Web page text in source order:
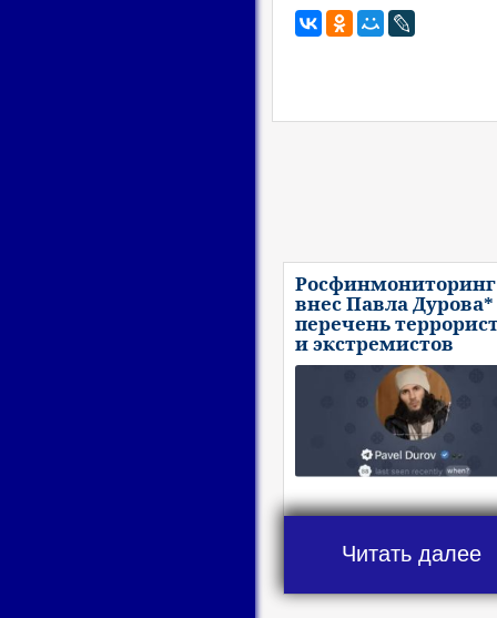
Росфинмониторинг
внес Павла
перечень
и экстремистов
Читать далее